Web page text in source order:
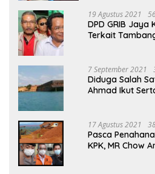
19 Agustus 2021
DPD GRIB Jaya
Terkait
7 September 2021
Diduga Salah
Ahmad Ikut
17 Agustus 2021
Pasca
KPK, MR Chow